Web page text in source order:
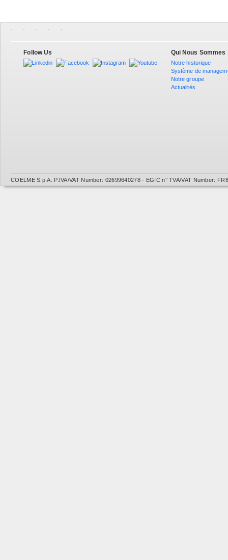
Follow Us Qui Nous Sommes
Notre historique
Système de
Notre groupe
Actualités
COELME S.p.A. P.IVA/VAT Number: 02699640278 - EGIC n° TVA/VAT Number: